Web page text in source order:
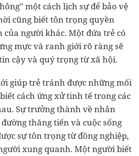
một cách lịch sự để bảo vệ
cũng biết tôn trọng quyền
người khác. Một đứa trẻ có
mực và ranh giới rõ ràng sẽ
cậy và quý trọng từ xã hội.
giúp trẻ tránh được những mối
cách ứng xử tinh tế trong các
Sự trưởng thành về nhân
thăng tiến và cuộc sống
sự tôn trọng từ đồng nghiệp,
xung quanh. Một người biết